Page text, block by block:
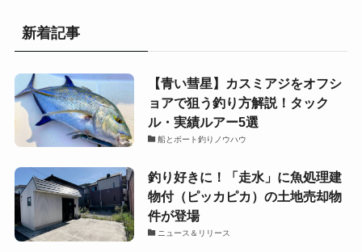
新着記事
【青い彗星】カスミアジをオフシ
ョアで狙う釣り方解説！タック
ル・実績ルアー5選
船とボート釣りノウハウ
釣り好きに！「走水」に魚処理建
物付（ピッカピカ）の土地売却物
件が登場
ニュース＆リリース